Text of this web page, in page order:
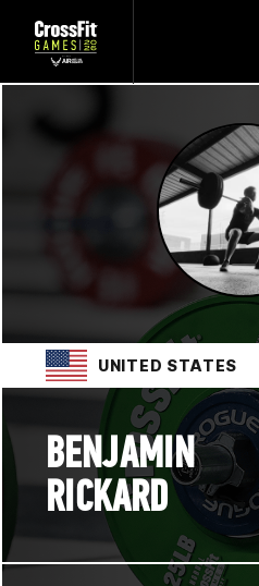
UNITED STATES
BENJAMIN
RICKARD